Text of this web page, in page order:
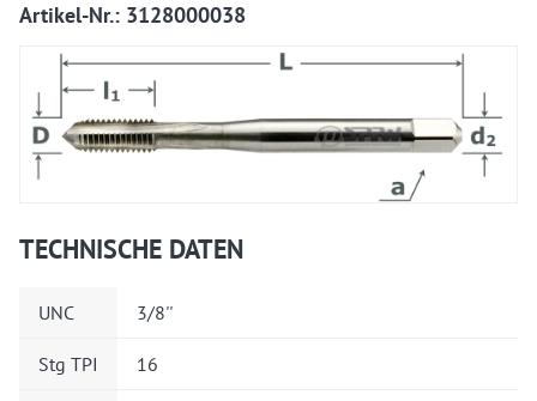
Artikel-Nr.: 3128000038
TECHNISCHE DATEN
UNC 3/8''
Stg TPI 16